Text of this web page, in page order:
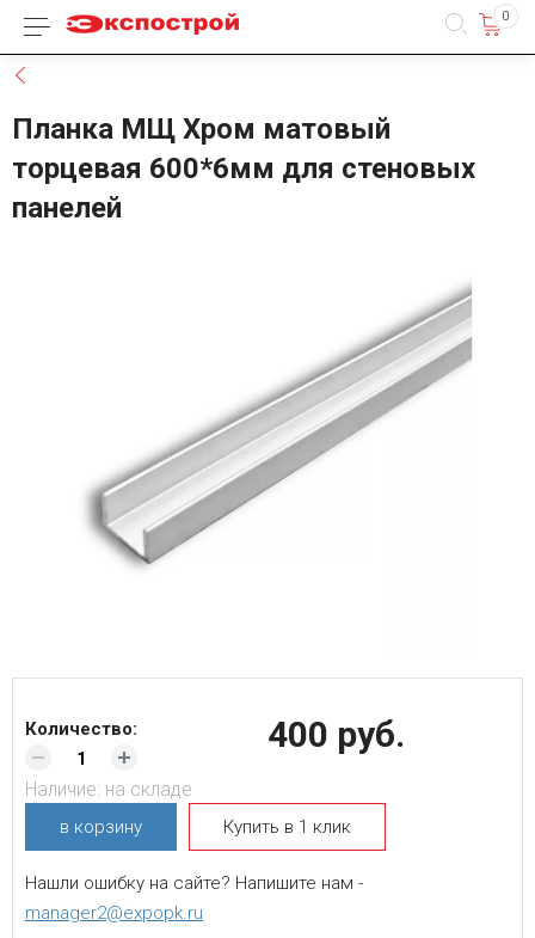
Каталог товаров 0
Планка МЩ Хром матовый
торцевая 600*6мм для стеновых
панелей
400 руб.
Количество:
Наличие: на складе
в корзину Купить в 1 клик
Нашли ошибку на сайте? Напишите нам -
manager2@expopk.ru